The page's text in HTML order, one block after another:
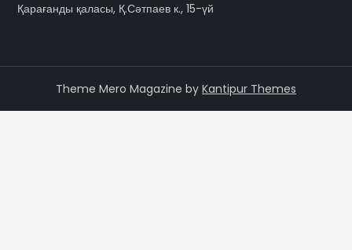
Қарағанды қаласы, Қ.Сәтпаев к., 15-үй
Theme Mero Magazine by Kantipur Themes